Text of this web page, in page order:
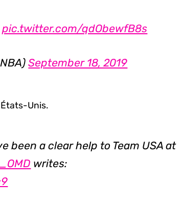
pic.twitter.com/qdObewfB8s
September 18, 2019
États-Unis.
been a clear help to Team USA at
writes: